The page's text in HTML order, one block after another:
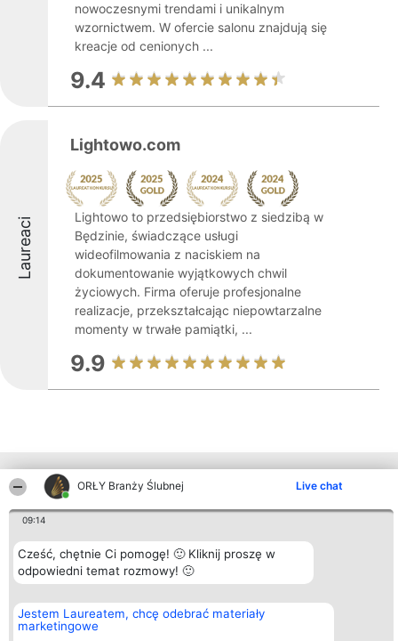
ORŁY Branży Ślubnej Live chat
09:14
Cześć, chętnie Ci pomogę! 🙂 Kliknij proszę w
odpowiedni temat rozmowy! 🙂
Jestem Laureatem, chcę odebrać materiały
marketingowe
nowoczesnymi trendami i unikalnym
wzornictwem. W ofercie salonu znajdują się
kreacje od cenionych ...
9.4
Laureaci
Lightowo.com
Lightowo to przedsiębiorstwo z siedzibą w
Będzinie, świadczące usługi
wideofilmowania z naciskiem na
dokumentowanie wyjątkowych chwil
życiowych. Firma oferuje profesjonalne
realizacje, przekształcając niepowtarzalne
momenty w trwałe pamiątki, ...
9.9
Inne firmy z województwa
Organizator plebiscytu
Bright Side Solutions sp. z o.
o. sp. k.
ul. Ruska 22
KRS 0000749100 | Regon
381313360 | NIP 8943132676
+48 508 492 400
Plebiscyt
Laureaci
Lista
wszystkich
Zasady
Regulamin
Kontakt
Kontakt